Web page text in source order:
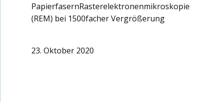
PapierfasernRasterelektronenmikroskopie
(REM) bei 1500facher Vergrößerung
23. Oktober 2020